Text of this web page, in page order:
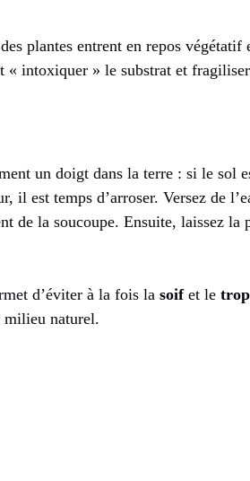
plantes entrent en repos végétatif
intoxiquer » le substrat et
un doigt dans la terre : si le sol
il est temps d’arroser. Versez de
de la soucoupe. Ensuite, laissez la
d’éviter à la fois la soifet le
milieu naturel.